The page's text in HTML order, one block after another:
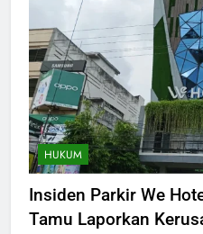
HUKUM
Insiden Parkir We
Tamu Laporkan